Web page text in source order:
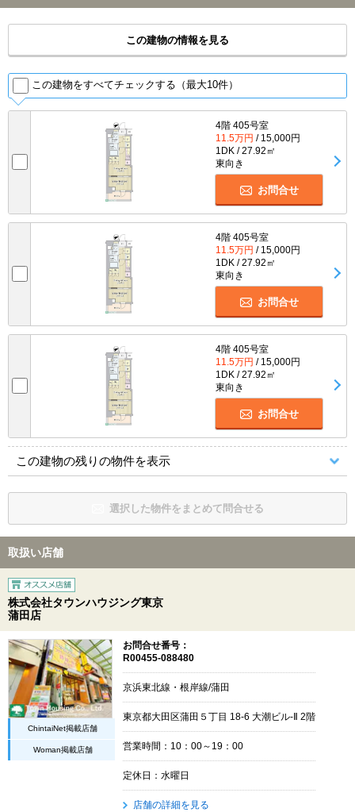
この建物の情報を見る
この建物をすべてチェックする（最大10件）
4階 405号室
11.5万円 / 15,000円
1DK / 27.92㎡
東向き
お問合せ
4階 405号室
11.5万円 / 15,000円
1DK / 27.92㎡
東向き
お問合せ
4階 405号室
11.5万円 / 15,000円
1DK / 27.92㎡
東向き
お問合せ
この建物の残りの物件を表示
選択した物件をまとめて問合せる
取扱い店舗
株式会社タウンハウジング東京
蒲田店
ChintaiNet掲載店舗
Woman掲載店舗
お問合せ番号：
R00455-088480
京浜東北線・根岸線/蒲田
東京都大田区蒲田５丁目 18-6 大潮ビル-Ⅱ 2階
営業時間：10：00～19：00
定休日：水曜日
店舗の詳細を見る